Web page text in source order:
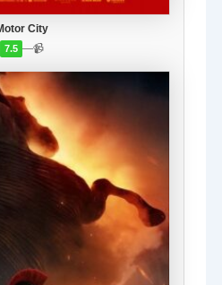
City
7.5 —📹